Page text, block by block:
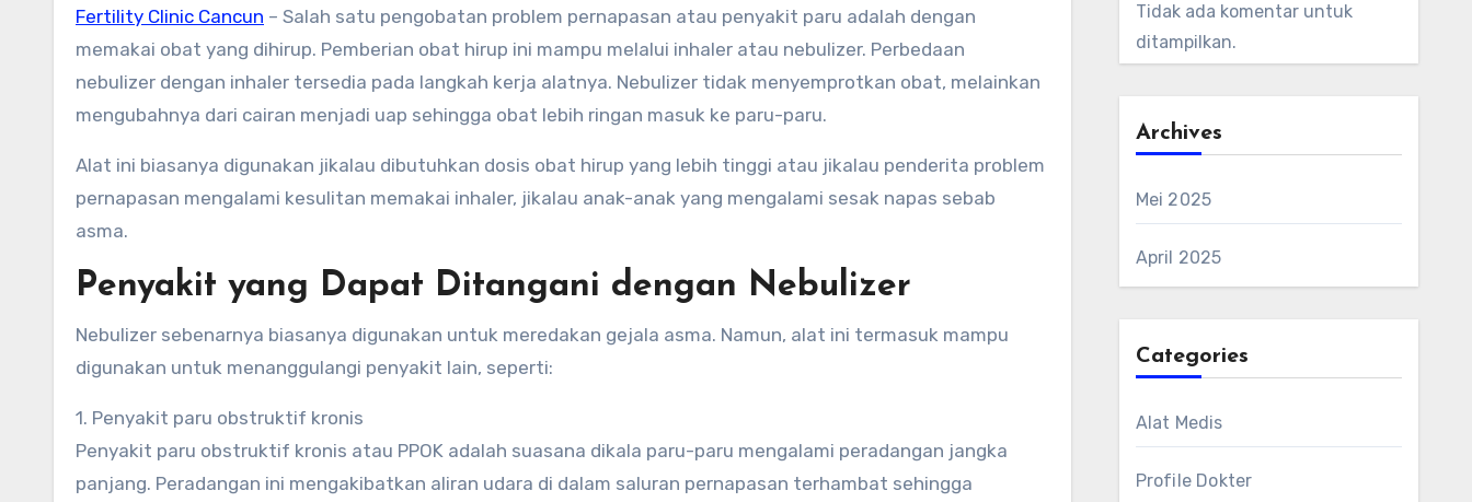
Fertility Clinic Cancun – Salah satu pengobatan problem pernapasan atau penyakit paru adalah dengan
memakai obat yang dihirup. Pemberian obat hirup ini mampu melalui inhaler atau nebulizer. Perbedaan
nebulizer dengan inhaler tersedia pada langkah kerja alatnya. Nebulizer tidak menyemprotkan obat, melainkan
mengubahnya dari cairan menjadi uap sehingga obat lebih ringan masuk ke paru-paru.
Alat ini biasanya digunakan jikalau dibutuhkan dosis obat hirup yang lebih tinggi atau jikalau penderita problem
pernapasan mengalami kesulitan memakai inhaler, jikalau anak-anak yang mengalami sesak napas sebab
asma.
Penyakit yang Dapat Ditangani dengan Nebulizer
Nebulizer sebenarnya biasanya digunakan untuk meredakan gejala asma. Namun, alat ini termasuk mampu
digunakan untuk menanggulangi penyakit lain, seperti:
1. Penyakit paru obstruktif kronis
Penyakit paru obstruktif kronis atau PPOK adalah suasana dikala paru-paru mengalami peradangan jangka
panjang. Peradangan ini mengakibatkan aliran udara di dalam saluran pernapasan terhambat sehingga
Tidak ada komentar untuk
ditampilkan.
Archives
Mei 2025
April 2025
Categories
Alat Medis
Profile Dokter